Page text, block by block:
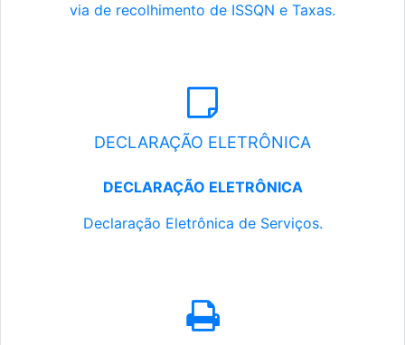
via de recolhimento de ISSQN e Taxas.
DECLARAÇÃO ELETRÔNICA
DECLARAÇÃO ELETRÔNICA
Declaração Eletrônica de Serviços.